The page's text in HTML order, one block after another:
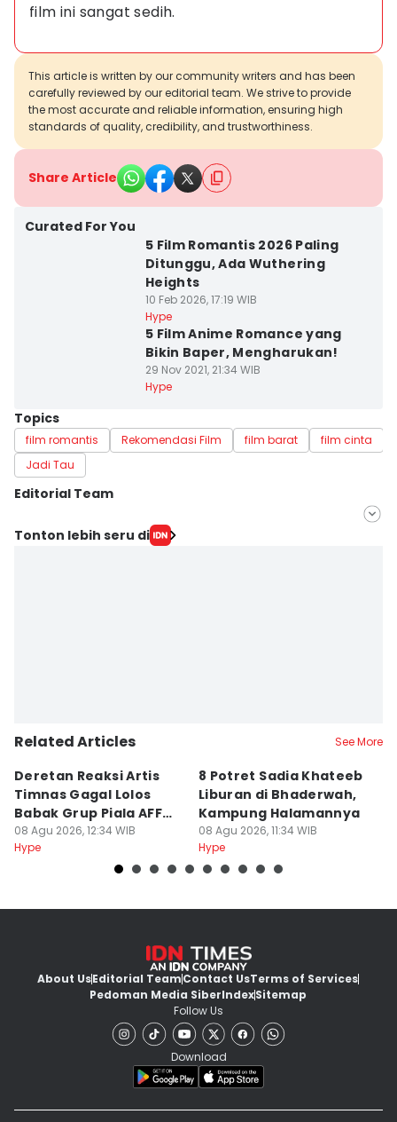
film ini sangat sedih.
This article is written by our community writers and has been
carefully reviewed by our editorial team. We strive to provide
the most accurate and reliable information, ensuring high
standards of quality, credibility, and trustworthiness.
Share Article
Curated For You
5 Film Romantis 2026 Paling
Ditunggu, Ada Wuthering
Heights
10 Feb 2026, 17:19 WIB
Hype
5 Film Anime Romance yang
Bikin Baper, Mengharukan!
29 Nov 2021, 21:34 WIB
Hype
Topics
film romantis Rekomendasi Film film barat film cinta
Jadi Tau
Editorial Team
Editor
Tonton lebih seru di
Related Articles See More
Deretan Reaksi Artis
Timnas Gagal Lolos
Babak Grup Piala AFF
2026
08 Agu 2026, 12:34 WIB
Hype
8 Potret Sadia Khateeb
Liburan di Bhaderwah,
Kampung Halamannya
08 Agu 2026, 11:34 WIB
Hype
About UsEditorial TeamContact UsTerms of Services
Pedoman Media SiberIndexSitemap
Follow Us
Download